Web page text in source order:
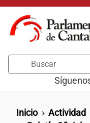
Pasar al contenido
Ruta de
Inicio Actividad